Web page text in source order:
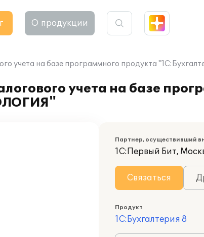
О продукции
учета на базе программного продукта
учета на базе
Партнер, осуществивший
1С:Первый Бит,
Связаться
Продукт
1С:Бухгалтерия 8